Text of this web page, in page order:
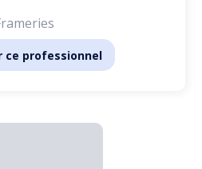
ce professionnel